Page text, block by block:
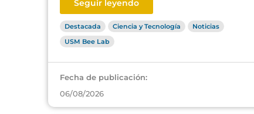
Seguir leyendo
Destacada Ciencia y Tecnología
Noticias
USM Bee Lab
Fecha de publicación:
06/08/2026